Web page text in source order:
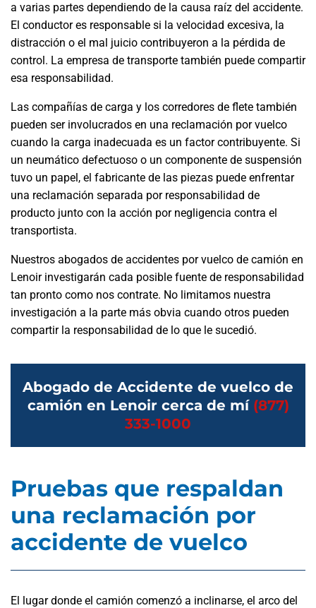
a varias partes dependiendo de la causa raíz del accidente.
El conductor es responsable si la velocidad excesiva, la
distracción o el mal juicio contribuyeron a la pérdida de
control. La empresa de transporte también puede compartir
esa responsabilidad.
Las compañías de carga y los corredores de flete también
pueden ser involucrados en una reclamación por vuelco
cuando la carga inadecuada es un factor contribuyente. Si
un neumático defectuoso o un componente de suspensión
tuvo un papel, el fabricante de las piezas puede enfrentar
una reclamación separada por responsabilidad de
producto junto con la acción por negligencia contra el
transportista.
Nuestros abogados de accidentes por vuelco de camión en
Lenoir investigarán cada posible fuente de responsabilidad
tan pronto como nos contrate. No limitamos nuestra
investigación a la parte más obvia cuando otros pueden
compartir la responsabilidad de lo que le sucedió.
Abogado de Accidente de vuelco de
camión en Lenoir cerca de mí (877)
333-1000
Pruebas que respaldan
una reclamación por
accidente de vuelco
El lugar donde el camión comenzó a inclinarse, el arco del